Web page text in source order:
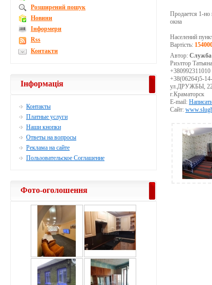
Продается 1-но
окна
Населений
Вартість:
Автор: Служба
Риэлтор Татьяна
+380992311010
+38(06264)5-
ул.ДРУЖБЫ,
г.Краматорск
E-mail:
Сайт:
Розширений пошук
Новини
Інформери
Rss
Контакти
Інформація
Контакты
Платные услуги
Наши кнопки
Ответы на вопросы
Реклама на сайте
Пользовательское Соглашение
Фото-оголошення